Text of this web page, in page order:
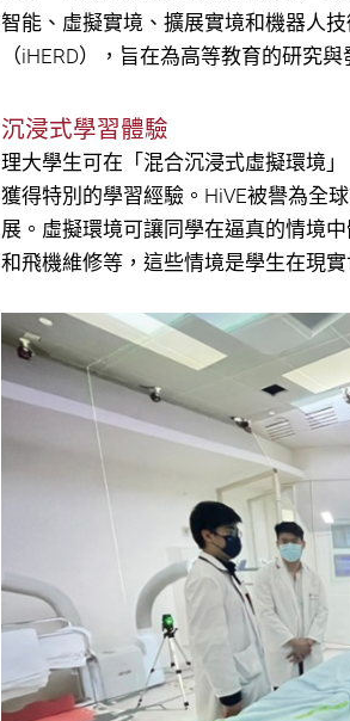
智能、虛擬實境、擴展實境和機器人
（iHERD），旨在為高等教育的研究
沉浸式學習體驗
理大學生可在「混合沉浸式虛擬環境
獲得特別的學習經驗。HiVE被譽為全
展。虛擬環境可讓同學在逼真的情境
和飛機維修等，這些情境是學生在現